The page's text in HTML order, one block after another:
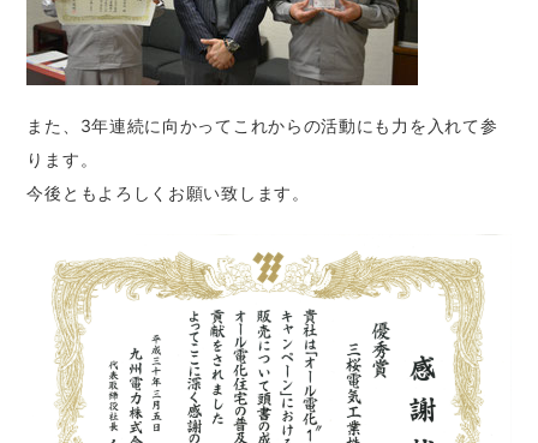
また、3年連続に向かってこれからの活動にも力を入れて参
ります。
今後ともよろしくお願い致します。